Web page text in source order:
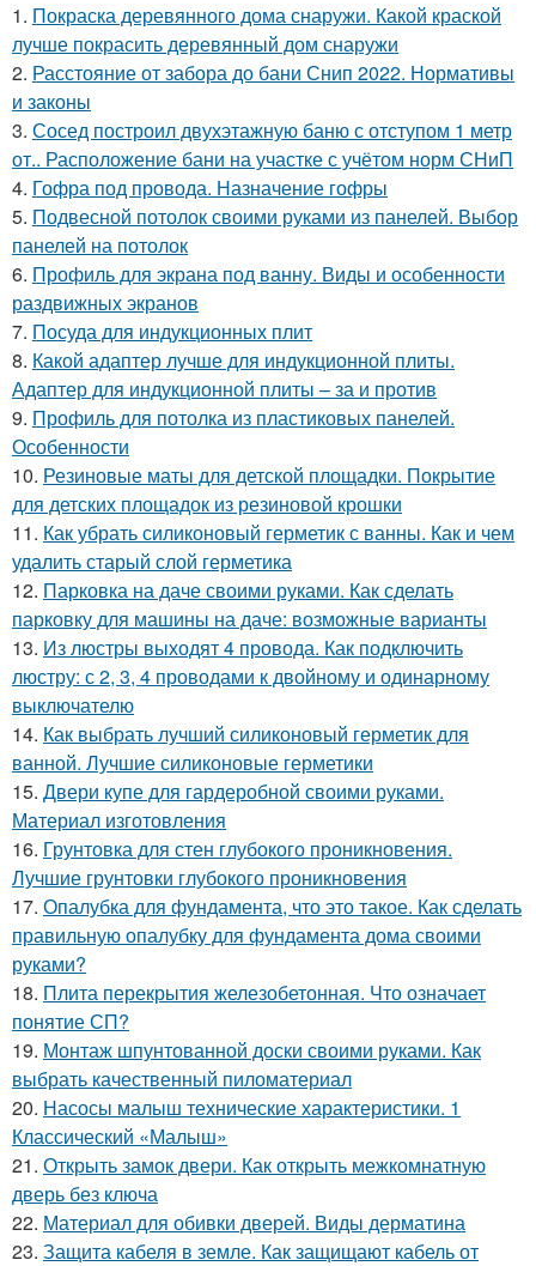
1. Покраска деревянного дома снаружи. Какой краской
лучше покрасить деревянный дом снаружи
2. Расстояние от забора до бани Снип 2022. Нормативы
и законы
3. Сосед построил двухэтажную баню с отступом 1 метр
от.. Расположение бани на участке с учётом норм СНиП
4. Гофра под провода. Назначение гофры
5. Подвесной потолок своими руками из панелей. Выбор
панелей на потолок
6. Профиль для экрана под ванну. Виды и особенности
раздвижных экранов
7. Посуда для индукционных плит
8. Какой адаптер лучше для индукционной плиты.
Адаптер для индукционной плиты – за и против
9. Профиль для потолка из пластиковых панелей.
Особенности
10. Резиновые маты для детской площадки. Покрытие
для детских площадок из резиновой крошки
11. Как убрать силиконовый герметик с ванны. Как и чем
удалить старый слой герметика
12. Парковка на даче своими руками. Как сделать
парковку для машины на даче: возможные варианты
13. Из люстры выходят 4 провода. Как подключить
люстру: с 2, 3, 4 проводами к двойному и одинарному
выключателю
14. Как выбрать лучший силиконовый герметик для
ванной. Лучшие силиконовые герметики
15. Двери купе для гардеробной своими руками.
Материал изготовления
16. Грунтовка для стен глубокого проникновения.
Лучшие грунтовки глубокого проникновения
17. Опалубка для фундамента, что это такое. Как сделать
правильную опалубку для фундамента дома своими
руками?
18. Плита перекрытия железобетонная. Что означает
понятие СП?
19. Монтаж шпунтованной доски своими руками. Как
выбрать качественный пиломатериал
20. Насосы малыш технические характеристики. 1
Классический «Малыш»
21. Открыть замок двери. Как открыть межкомнатную
дверь без ключа
22. Материал для обивки дверей. Виды дерматина
23. Защита кабеля в земле. Как защищают кабель от